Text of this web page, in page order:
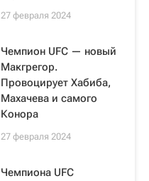
27 февраля 2024
Чемпион UFC — новый
Макгрегор.
Провоцирует Хабиба,
Махачева и самого
Конора
27 февраля 2024
Чемпиона UFC